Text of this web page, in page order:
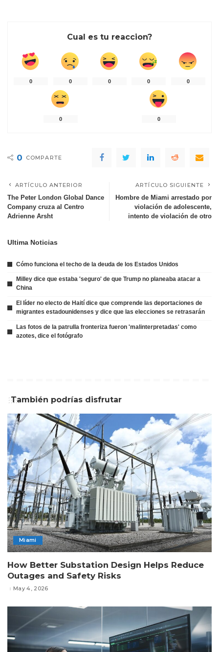
Cual es tu reaccion?
0 0 0 0 0
0 0
0 COMPARTE
ARTÍCULO ANTERIOR
The Peter London Global Dance
Company cruza al Centro
Adrienne Arsht
ARTÍCULO SIGUIENTE
Hombre de Miami arrestado por
violación de adolescente,
intento de violación de otro
Ultima Noticias
Cómo funciona el techo de la deuda de los Estados Unidos
Milley dice que estaba 'seguro' de que Trump no planeaba atacar a
China
El líder no electo de Haití dice que comprende las deportaciones de
migrantes estadounidenses y dice que las elecciones se retrasarán
Las fotos de la patrulla fronteriza fueron 'malinterpretadas' como
azotes, dice el fotógrafo
También podrías disfrutar
Miami
How Better Substation Design Helps Reduce
Outages and Safety Risks
May 4, 2026